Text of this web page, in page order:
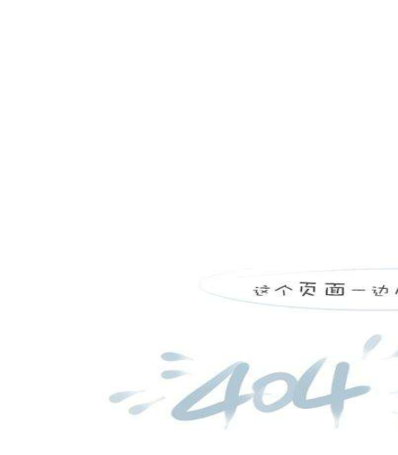
1066vip
“瓦尔特”水陆两栖应急排涝全地形
文章来源：http://www.hebeiwuxing.com 作者：
全国独家研制，水中似蛟龙，路上像猛虎—“瓦尔特”水陆两栖应